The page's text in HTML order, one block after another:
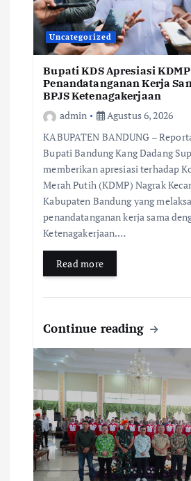
Uncategorized
Bupati KDS Apresiasi
Penandatanganan Kerja
BPJS Ketenagakerjaan
admin
Agustus 6, 2026
KABUPATEN BANDUNG –
Bupati Bandung Kang Dadang
memberikan apresiasi terhadap
Merah Putih (KDMP) Nagrak
Kabupaten Bandung yang
penandatanganan kerja sama
Ketenagakerjaan.…
Read more
Continue reading